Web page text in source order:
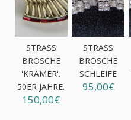
STRASS
BROSCHE
'KRAMER'.
50ER JAHRE.
150,00€
STRASS
BROSCHE
SCHLEIFE
95,00€